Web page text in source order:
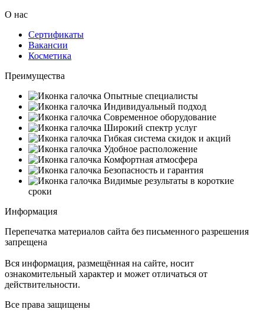
О нас
Сертификаты
Вакансии
Косметика
Преимущества
Опытные специалисты
Индивидуальный подход
Современное оборудование
Широкий спектр услуг
Гибкая система скидок и акций
Удобное расположение
Комфортная атмосфера
Безопасность и гарантия
Видимые результаты в короткие
сроки
Информация
Перепечатка материалов сайта без письменного разрешения
запрещена
Вся информация, размещённая на сайте, носит
ознакомительный характер и может отличаться от
действительности.
Все права защищены